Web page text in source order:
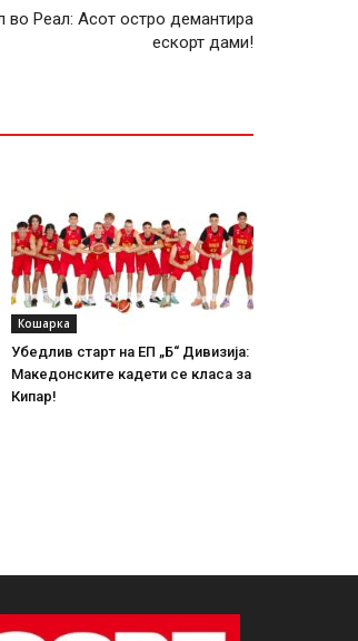
во Реал: Асот остро демантира
ескорт дами!
Кошарка
Убедлив старт на ЕП „Б“ Дивизија:
Македонските кадети се класа за
Кипар!